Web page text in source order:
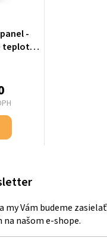
-
teploty -
my Vám budeme
našom e-shope.